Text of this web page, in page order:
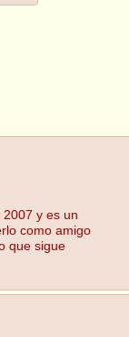
y es un
como amigo
que sigue